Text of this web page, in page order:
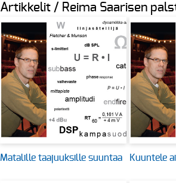
Artikkelit / Reima Saarisen
Matalille taajuuksille suuntaa Kuuntele